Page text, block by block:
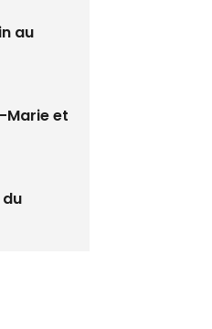
au
Marie et